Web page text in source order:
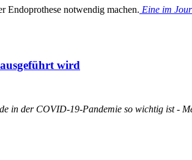
Endoprothese notwendig machen. Eine im
wird
in der COVID-19-Pandemie so wichtig ist -